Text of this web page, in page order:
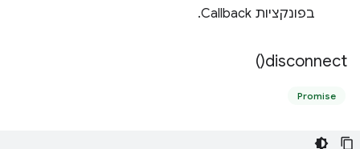
בפונקציות Callback.
disconnect(
)
Promise